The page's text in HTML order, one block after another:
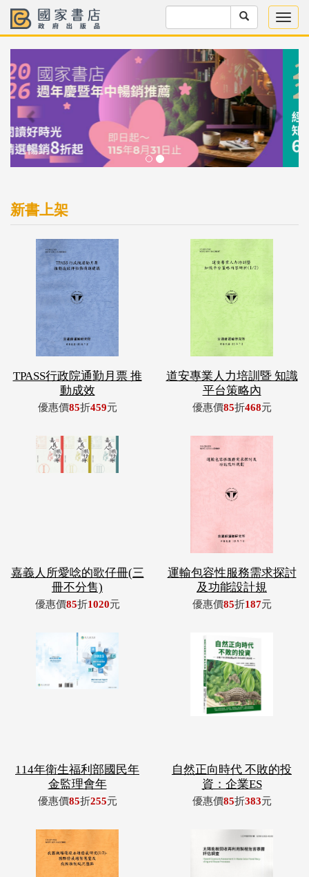
新書上架
TPASS行政院通勤月票 推
動成效
優惠價85折459元
道安專業人力培訓暨 知識
平台策略內
優惠價85折468元
嘉義人所愛唸的歌仔冊(三
冊不分售)
優惠價85折1020元
運輸包容性服務需求探討
及功能設計規
優惠價85折187元
114年衛生福利部國民年
金監理會年
優惠價85折255元
自然正向時代 不敗的投
資：企業ES
優惠價85折383元